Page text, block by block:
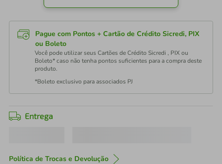
Pague com Pontos + Cartão de Crédito Sicredi, PIX
ou Boleto
Você pode utilizar seus Cartões de Crédito Sicredi , PIX ou
Boleto* caso não tenha pontos suficientes para a compra deste
produto.
*Boleto exclusivo para associados PJ
Entrega
Política de Trocas e Devolução